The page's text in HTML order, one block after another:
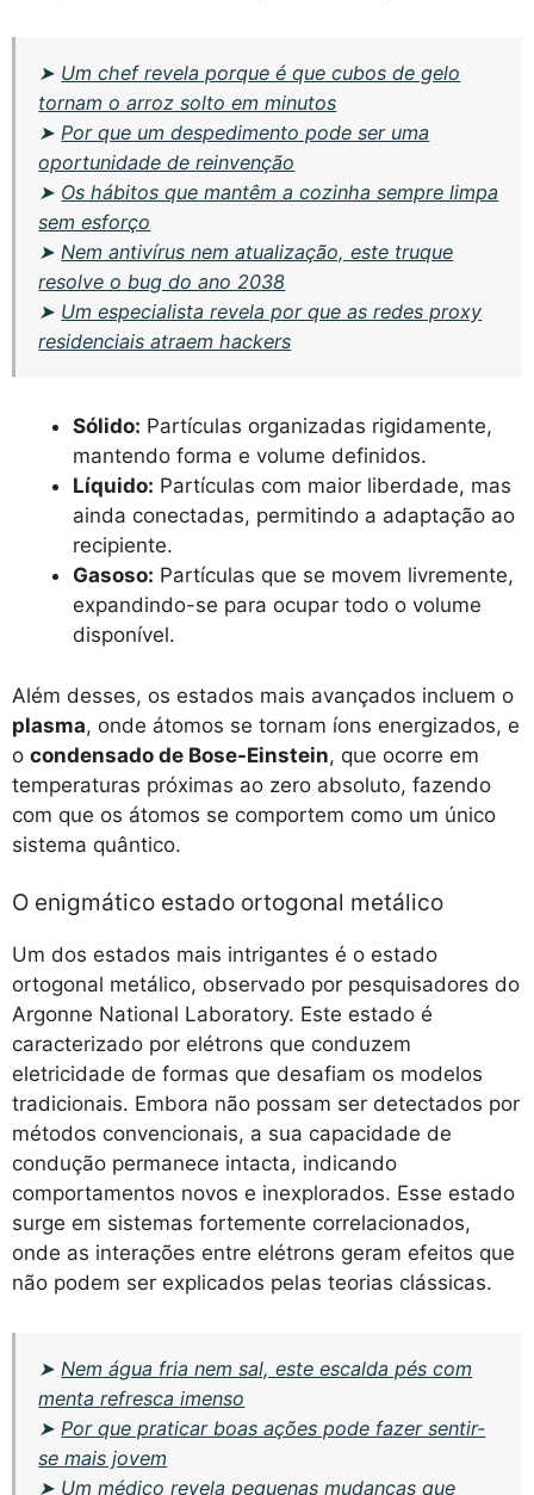
➤ Um chef revela porque é que cubos de gelo
tornam o arroz solto em minutos
➤ Por que um despedimento pode ser uma
oportunidade de reinvenção
➤ Os hábitos que mantêm a cozinha sempre limpa
sem esforço
➤ Nem antivírus nem atualização, este truque
resolve o bug do ano 2038
➤ Um especialista revela por que as redes proxy
residenciais atraem hackers
Sólido: Partículas organizadas rigidamente,
mantendo forma e volume definidos.
Líquido: Partículas com maior liberdade, mas
ainda conectadas, permitindo a adaptação ao
recipiente.
Gasoso: Partículas que se movem livremente,
expandindo-se para ocupar todo o volume
disponível.
Além desses, os estados mais avançados incluem o
plasma, onde átomos se tornam íons energizados, e
o condensado de Bose-Einstein, que ocorre em
temperaturas próximas ao zero absoluto, fazendo
com que os átomos se comportem como um único
sistema quântico.
O enigmático estado ortogonal metálico
Um dos estados mais intrigantes é o estado
ortogonal metálico, observado por pesquisadores do
Argonne National Laboratory. Este estado é
caracterizado por elétrons que conduzem
eletricidade de formas que desafiam os modelos
tradicionais. Embora não possam ser detectados por
métodos convencionais, a sua capacidade de
condução permanece intacta, indicando
comportamentos novos e inexplorados. Esse estado
surge em sistemas fortemente correlacionados,
onde as interações entre elétrons geram efeitos que
não podem ser explicados pelas teorias clássicas.
➤Nem água fria nem sal, este escalda pés com
menta refresca imenso
➤Por que praticar boas ações pode fazer sentir-
se mais jovem
➤ Um médico revela pequenas mudanças que